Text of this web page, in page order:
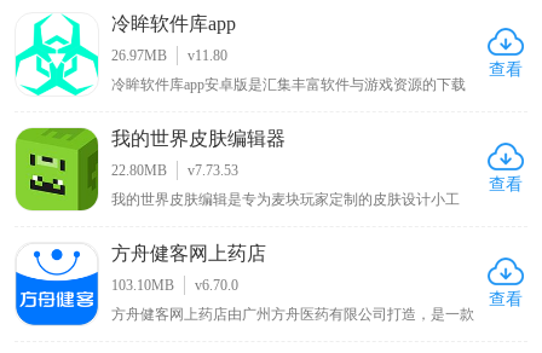
该新版本软件将各种功能免费提供给用户，为漫画爱好者
带来丰富多样且免费便捷的阅读体验 。
冷眸软件库app
26.97MB
v11.80
冷眸软件库app安卓版是汇集丰富软件与游戏资源的下载
分品类，满足工作学习多样需求，热门游戏板块有单机手
游、网络游戏、模拟器游戏等适合不同玩家，生活休闲类
涵盖影音娱乐、日常服务等应用，网友能快速找到适合的
应用安装包 。
查看
我的世界皮肤编辑器
22.80MB
v7.73.53
我的世界皮肤编辑是专为麦块玩家定制的皮肤设计小工
新游戏体验，软件提供前后左右和俯仰六个视角方便涂
色，确保无死角遗漏，绘制完成的皮肤可直接保存至手机
相册，便于随时使用 。
查看
方舟健客网上药店
103.10MB
v6.70.0
方舟健客网上药店由广州方舟医药有限公司打造，是一款
查看